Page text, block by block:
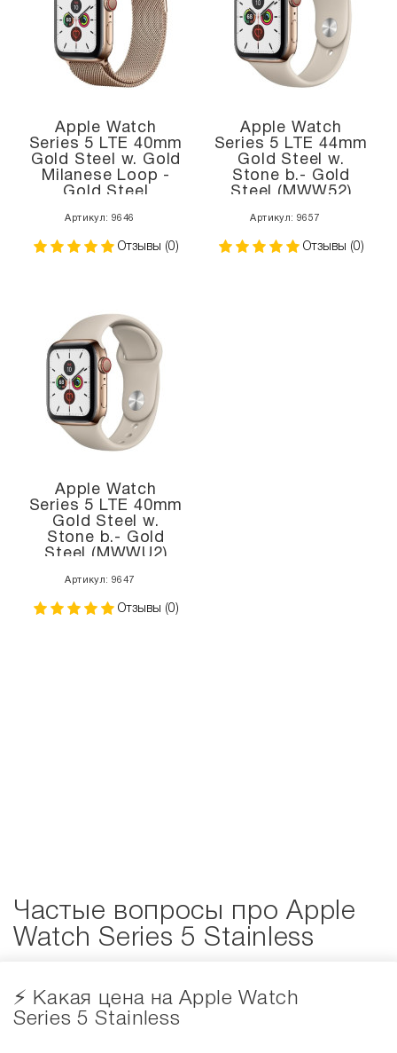
Apple Watch
Series 5 LTE 40mm
Gold Steel w. Gold
Milanese Loop -
Gold Steel
Артикул: 9646
Отзывы (0)
Apple Watch
Series 5 LTE 44mm
Gold Steel w.
Stone b.- Gold
Steel (MWW52)
Артикул: 9657
Отзывы (0)
Apple Watch
Series 5 LTE 40mm
Gold Steel w.
Stone b.- Gold
Steel (MWWU2)
Артикул: 9647
Отзывы (0)
Частые вопросы про Apple
Watch Series 5 Stainless
⚡️ Какая цена на Apple Watch
Series 5 Stainless